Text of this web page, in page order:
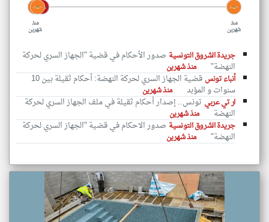
منذ
شهرين
منذ
شهرين
جريدة الشروق التونسية صدور الأحكام في قضية "الجهاز السري لحركة
النهضة"
منذ شهرين
أنباء تونس
قضية الجهاز السري لحركة النهضة: أحكام ثقيلة بين 10
سنوات و المؤبد
منذ شهرين
ار تي عربي تونس.. إصدار أحكام ثقيلة في ملف الجهاز السري لحركة
النهضة
منذ شهرين
جريدة الشروق التونسية صدور الاحكام في قضية "الجهاز السري لحركة
النهضة" منذ شهرين